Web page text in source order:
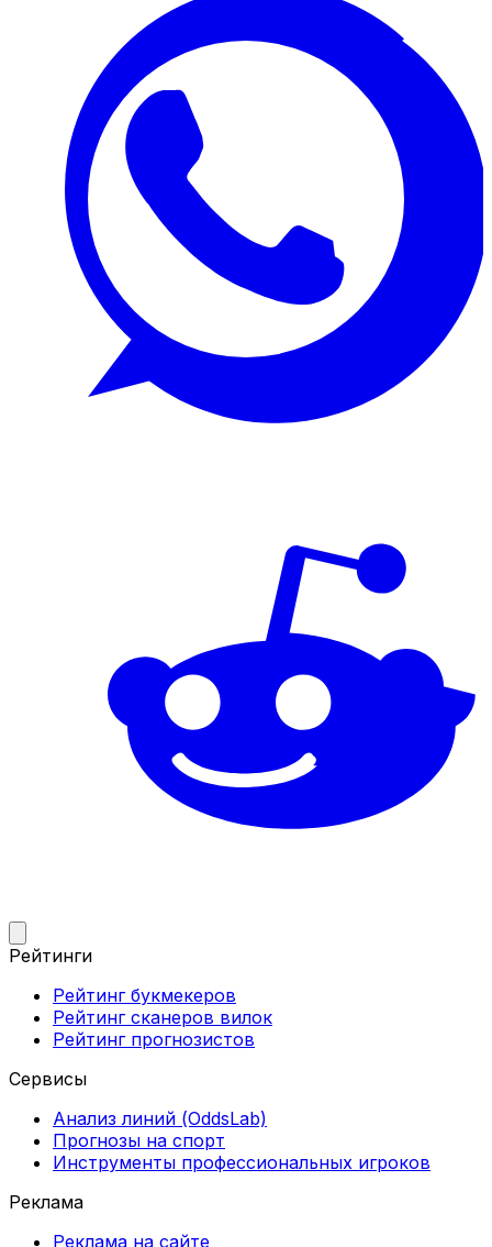
Рейтинги
Рейтинг букмекеров
Рейтинг сканеров вилок
Рейтинг прогнозистов
Сервисы
Анализ линий (OddsLab)
Прогнозы на спорт
Инструменты профессиональных игроков
Реклама
Реклама на сайте